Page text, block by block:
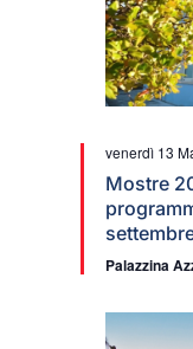
venerdì 13
Mostre
Palazzina